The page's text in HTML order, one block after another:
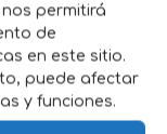
permitirá
de
en este sitio.
puede afectar
y funciones.